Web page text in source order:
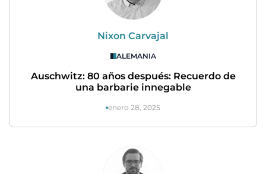
Nixon Carvajal
ALEMANIA
Auschwitz: 80 años después: Recuerdo de
una barbarie innegable
enero 28, 2025